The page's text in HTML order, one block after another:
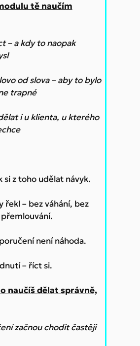
tě naučím
– a kdy to naopak
od slova – aby to bylo
trapné
i u klienta, u kterého
si z toho udělat návyk.
řekl – bez váhání, bez
není náhoda.
– říct si.
naučíš dělat správně,
začnou chodit častěji